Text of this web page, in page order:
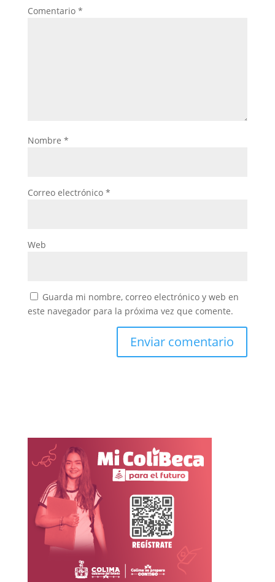
Comentario *
Nombre *
Correo electrónico *
Web
Guarda mi nombre, correo electrónico y web en
este navegador para la próxima vez que comente.